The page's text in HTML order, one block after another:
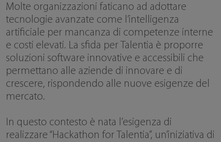
Molte organizzazioni faticano ad adottare
tecnologie avanzate come l’intelligenza
artificiale per mancanza di competenze interne
e costi elevati. La sfida per Talentia è proporre
soluzioni software innovative e accessibili che
permettano alle aziende di innovare e di
crescere, rispondendo alle nuove esigenze del
mercato.
In questo contesto è nata l’esigenza di
realizzare “Hackathon for Talentia”, un’iniziativa di